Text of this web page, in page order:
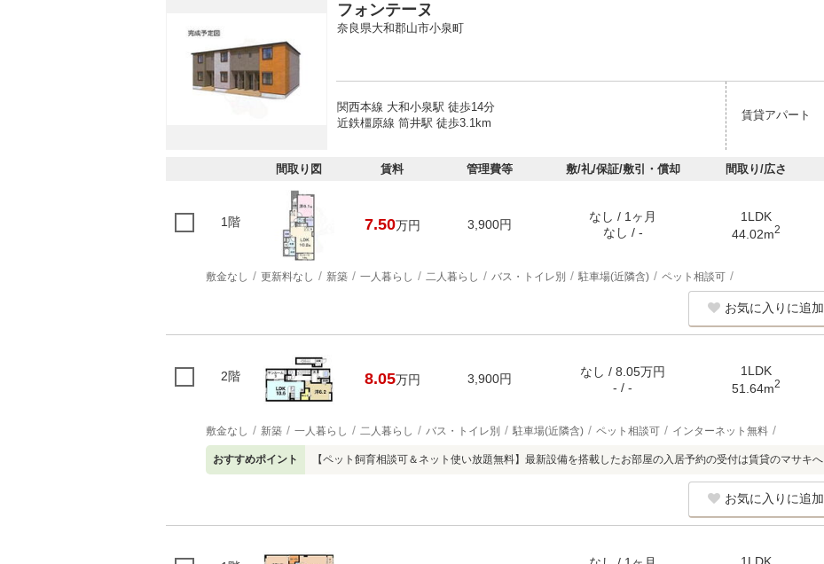
フォンテーヌ
奈良県大和郡山市小泉町
関西本線 大和小泉駅 徒歩14分
近鉄橿原線 筒井駅 徒歩3.1km
賃貸アパート
間取り図 賃料 管理費等 敷/礼/保証/敷引・償却 間取り/広さ
1階 7.50万円 3,900円
なし / 1ヶ月
なし / -
1LDK
44.02m2
敷金なし 更新料なし 新築 一人暮らし 二人暮らし バス・トイレ別 駐車場(近隣含) ペット相談可
お気に入りに追加
2階 8.05万円 3,900円
なし / 8.05万円
- / -
1LDK
51.64m2
敷金なし 新築 一人暮らし 二人暮らし バス・トイレ別 駐車場(近隣含) ペット相談可 インターネット無料
おすすめポイント 【ペット飼育相談可＆ネット使い放題無料】最新設備を搭載したお部屋の入居予約の受付は賃貸のマサキへ
お気に入りに追加